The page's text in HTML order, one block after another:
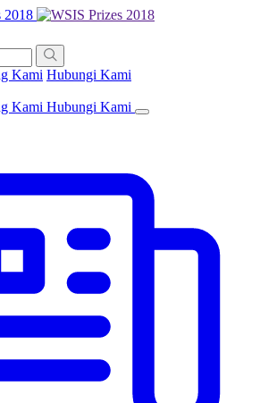
Kami Hubungi Kami
Kami Hubungi Kami